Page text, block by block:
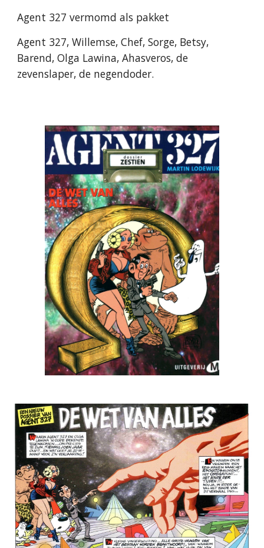
Agent 327 vermomd als pakket
Agent 327, Willemse, Chef, Sorge, Betsy,
Barend, Olga Lawina, Ahasveros, de
zevenslaper, de negendoder.